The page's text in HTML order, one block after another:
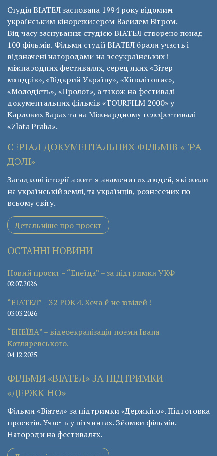
Студія ВІАТЕЛ заснована 1994 року відомим
українським кінорежисером Василем Вітром.
Від часу заснування студією ВІАТЕЛ створено понад
100 фільмів. Фільми студії ВІАТЕЛ брали участь і
відзначені нагородами на всеукраїнських і
міжнародних фестивалях, серед яких «Вітер
мандрів», «Відкрий Україну», «Кінолітопис»,
«Молодість», «Пролог», а також на фестивалі
документальних фільмів «ТОURFILM 2000» у
Карлових Варах та на Міжнардному телефестивалі
«Zlata Praha».
СЕРІАЛ ДОКУМЕНТАЛЬНИХ ФІЛЬМІВ «ГРА
ДОЛІ»
Загадкові історії з життя знаменитих людей, які жили
на українській землі, та українців, рознесених по
всьому світу.
Детальніше про проект
ОСТАННІ НОВИНИ
Новий проєкт – “Енеїда” – за підтримки УКФ
02.07.2026
“ВІАТЕЛ” – 32 РОКИ. Хоча й не ювілей !
03.03.2026
“ЕНЕЇДА” – відеоекранізація поеми Івана
Котляревського.
04.12.2025
ФІЛЬМИ «ВІАТЕЛ» ЗА ПІДТРИМКИ
«ДЕРЖКІНО»
Фільми «Віател» за підтримки «Держкіно». Підготовка
проектів. Участь у пітчингах. Зйомки фільмів.
Нагороди на фестивалях.